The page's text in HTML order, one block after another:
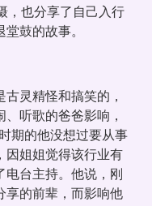
，也分享了自己入行
鼓的故事。
灵精怪和搞笑的，
听歌的爸爸影响，
期的他没想过要从事
因姐姐觉得该行业有
电台主持。他说，刚
享的前辈，而影响他